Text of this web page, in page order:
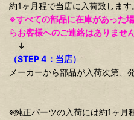
約1ヶ月程で当店に入荷致します
※すべての部品に在庫があった
らお客様へのご連絡はありませ
↓
（STEP 4：当店）
メーカーから部品が入荷次第、
※純正パーツの入荷には約1ヶ月